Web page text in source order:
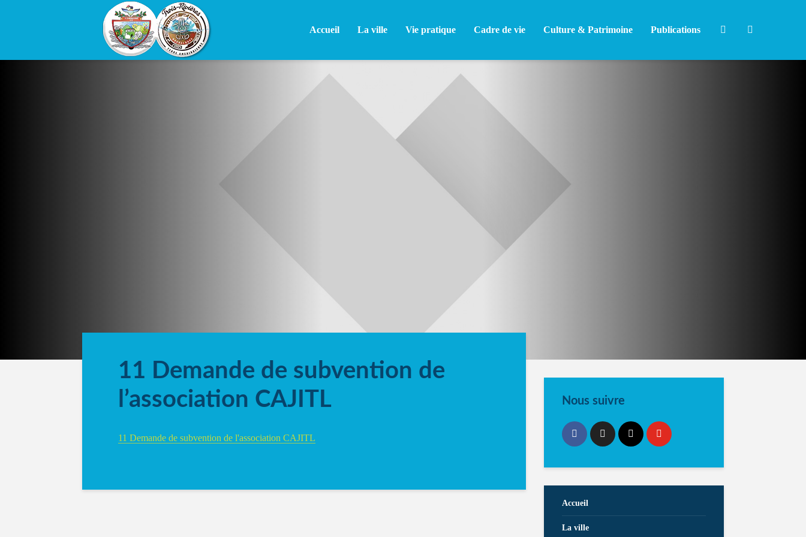
Accueil La ville Vie pratique Cadre de vie Culture & Patrimoine Publications
11 Demande de subvention de
l’association CAJITL
11 Demande de subvention de l'association CAJITL
Nous suivre
Accueil
La ville